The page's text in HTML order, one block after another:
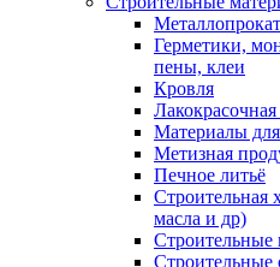
Металлопрокат
Герметики,
пены, клеи
Кровля
Материалы
Метизная
Печное литьё
Строительная
масла и др)
Строительные
Строительные